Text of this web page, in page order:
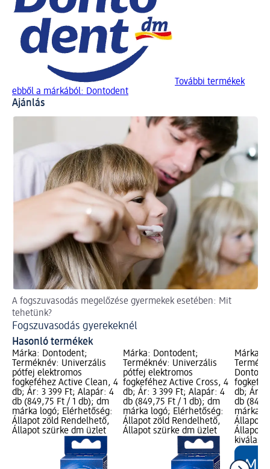
További termékek
ebből a márkából: Dontodent
Ajánlás
A fogszuvasodás megelőzése gyermekek esetében: Mit
tehetünk?
Fogszuvasodás gyerekeknél
Hasonló termékek
Márka: Dontodent;
Terméknév: Univerzális
pótfej elektromos
fogkeféhez Active Clean, 4
db; Ár: 3 399 Ft; Alapár: 4
db (849,75 Ft / 1 db); dm
márka logó; Elérhetőség:
Állapot zöld Rendelhető,
Állapot szürke dm üzlet
Márka: Dontodent;
Terméknév: Univerzális
pótfej elektromos
fogkeféhez Active Cross, 4
db; Ár: 3 399 Ft; Alapár: 4
db (849,75 Ft / 1 db); dm
márka logó; Elérhetőség:
Állapot zöld Rendelhető,
Állapot szürke dm üzlet
Márka:
db; Ár:
db
márka
Állapot
Állapot